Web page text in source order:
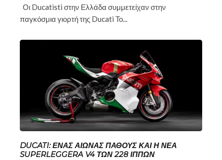
Οι Ducatisti στην Ελλάδα συμμετείχαν στην
παγκόσμια γιορτή της Ducati Το...
DUCATI: ΈΝΑΣ ΑΙΏΝΑΣ ΠΆΘΟΥΣ ΚΑΙ Η ΝΈΑ
SUPERLEGGERA V4 ΤΩΝ 228 ΊΠΠΩΝ